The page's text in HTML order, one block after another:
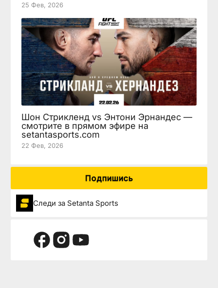
25 Фев, 2026
Шон Стрикленд vs Энтони Эрнандес —
смотрите в прямом эфире на
setantasports.com
22 Фев, 2026
Подпишись
Следи за Setanta Sports